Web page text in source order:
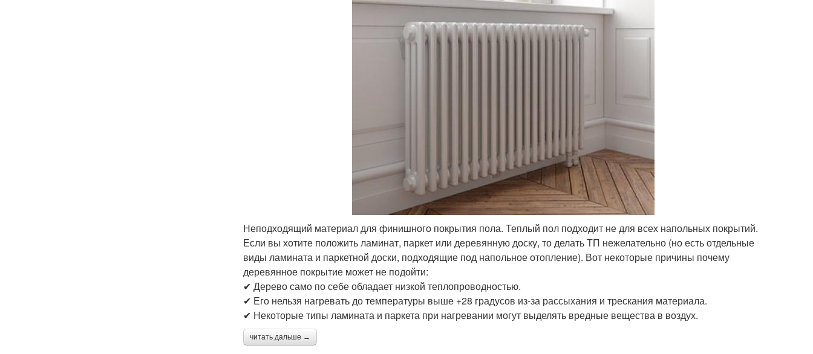
Неподходящий материал для финишного покрытия пола. Теплый пол подходит не для всех напольных покрытий.
Если вы хотите положить ламинат, паркет или деревянную доску, то делать ТП нежелательно (но есть отдельные
виды ламината и паркетной доски, подходящие под напольное отопление). Вот некоторые причины почему
деревянное покрытие может не подойти:
✔ Дерево само по себе обладает низкой теплопроводностью.
✔ Его нельзя нагревать до температуры выше +28 градусов из-за рассыхания и трескания материала.
✔ Некоторые типы ламината и паркета при нагревании могут выделять вредные вещества в воздух.
читать дальше →